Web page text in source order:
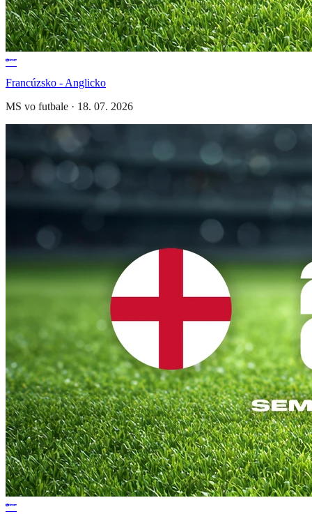
Francúzsko - Anglicko
MS vo futbale · 18. 07. 2026